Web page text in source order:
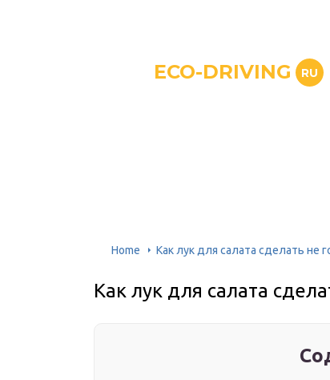
ECO-DRIVING RU
Home Как лук для салата сделать не
Как лук для салата